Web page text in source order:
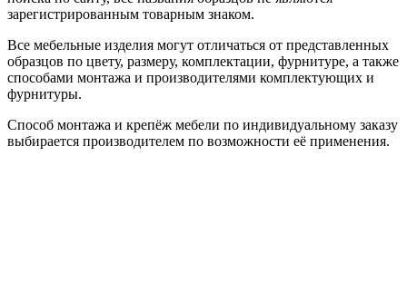
зарегистрированным товарным знаком.
Все мебельные изделия могут отличаться от представленных
образцов по цвету, размеру, комплектации, фурнитуре, а также
способами монтажа и производителями комплектующих и
фурнитуры.
Способ монтажа и крепёж мебели по индивидуальному заказу
выбирается производителем по возможности её применения.